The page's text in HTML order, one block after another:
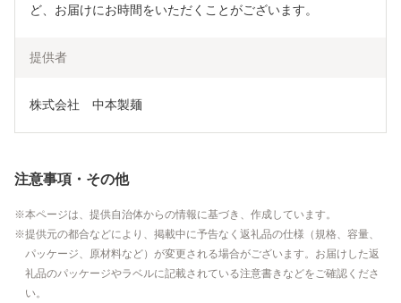
提供者
株式会社　中本製麺
注意事項・その他
本ページは、提供自治体からの情報に基づき、作成しています。
提供元の都合などにより、掲載中に予告なく返礼品の仕様（規格、容量、
パッケージ、原材料など）が変更される場合がございます。お届けした返
礼品のパッケージやラベルに記載されている注意書きなどをご確認くださ
い。